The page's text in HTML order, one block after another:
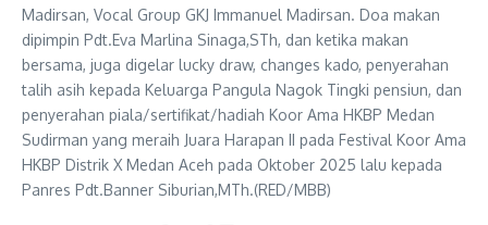
Madirsan, Vocal Group GKJ Immanuel Madirsan. Doa makan
dipimpin Pdt.Eva Marlina Sinaga,STh, dan ketika makan
bersama, juga digelar lucky draw, changes kado, penyerahan
talih asih kepada Keluarga Pangula Nagok Tingki pensiun, dan
penyerahan piala/sertifikat/hadiah Koor Ama HKBP Medan
Sudirman yang meraih Juara Harapan II pada Festival Koor Ama
HKBP Distrik X Medan Aceh pada Oktober 2025 lalu kepada
Panres Pdt.Banner Siburian,MTh.(RED/MBB)